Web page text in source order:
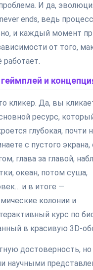
И да,
ends, ведь процесс
и каждый момент
от того,
работает.
и
кликер. Да, вы
ресурс,
глубокая, почти
с пустого экрана,
глава за главой,
океан, потом суша,
и в итоге —
колонии и
курс по
в красивую 3D-
достоверность,
научными